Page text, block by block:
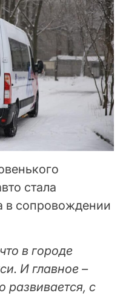
стала
в сопровождении
в городе
И главное –
развивается, с